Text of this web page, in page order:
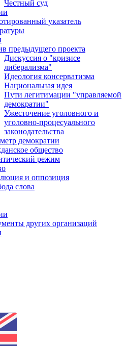
Честный суд
указатель
предыдущего проекта
Дискуссия о "кризисе
либерализма"
Идеология консерватизма
Национальная идея
Пути легитимации "управляемой
демократии"
Ужесточение уголовного и
уголовно-процесуального
законодательства
демократии
общество
режим
и оппозиция
слова
других организаций